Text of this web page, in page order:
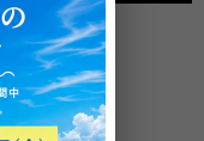
シート